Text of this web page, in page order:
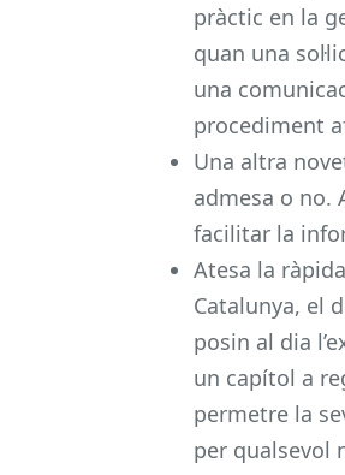
pràctic en la
quan una
una
procediment
Una altra
admesa o no.
facilitar la
Atesa la
Catalunya, el
posin al dia
un capítol a
permetre la
per qualsevol